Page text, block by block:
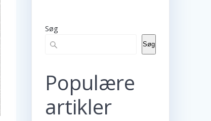
Søg
Søg
Populære
artikler